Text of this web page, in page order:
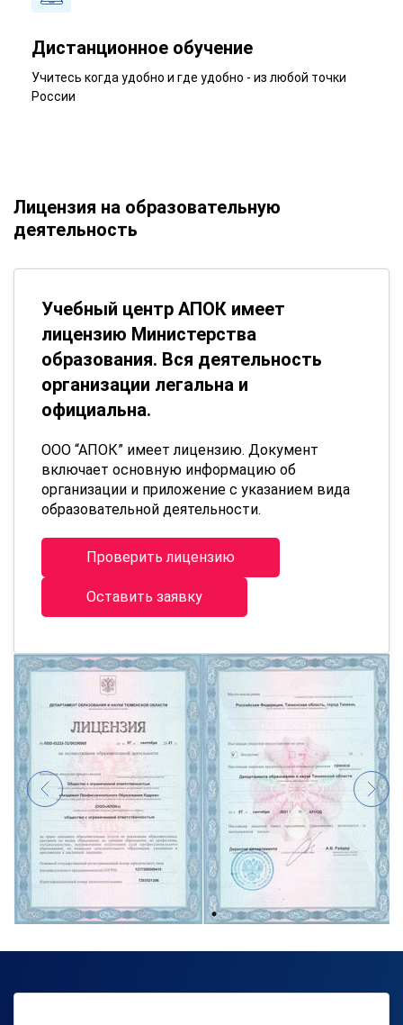
Дистанционное обучение
Учитесь когда удобно и где удобно - из любой точки
России
Лицензия на образовательную
деятельность
Учебный центр АПОК имеет
лицензию Министерства
образования. Вся деятельность
организации легальна и
официальна.
ООО “АПОК” имеет лицензию. Документ
включает основную информацию об
организации и приложение с указанием вида
образовательной деятельности.
Проверить лицензию
Оставить заявку